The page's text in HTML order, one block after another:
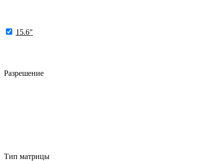
15.6"
Разрешение
Тип матрицы